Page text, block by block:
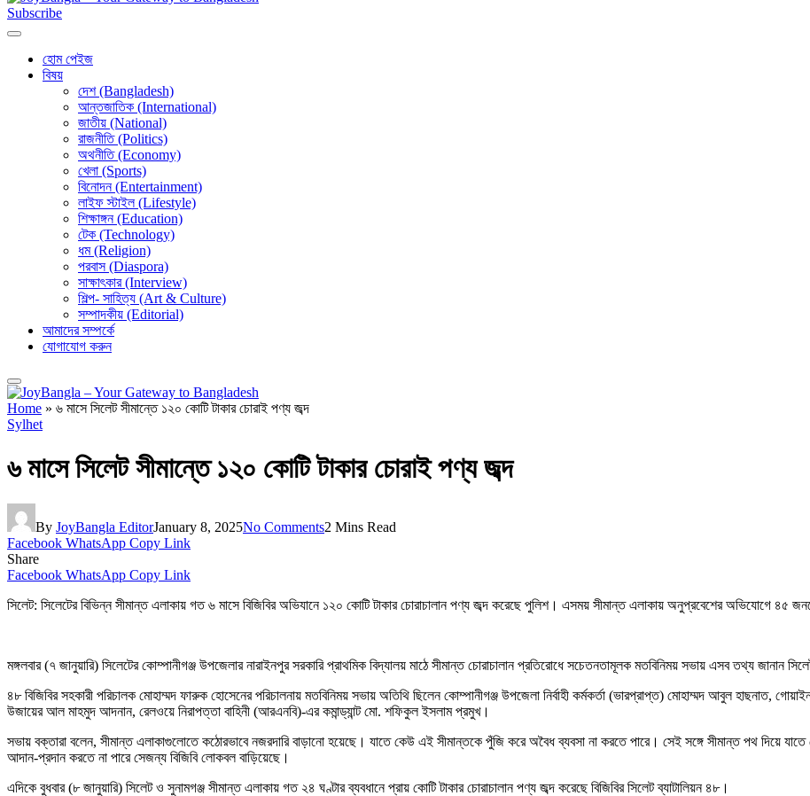
Subscribe
হোম পেইজ
বিষয়
দেশ (Bangladesh)
আন্তজাতিক (International)
জাতীয় (National)
রাজনীতি (Politics)
অথনীতি (Economy)
খেলা (Sports)
বিনোদন (Entertainment)
লাইফ স্টাইল (Lifestyle)
শিক্ষাঙ্গন (Education)
টেক (Technology)
ধম (Religion)
পরবাস (Diaspora)
সাক্ষাৎকার (Interview)
শিল্প- সাহিত্য (Art & Culture)
সম্পাদকীয় (Editorial)
আমাদের সম্পর্কে
যোগাযোগ করুন
Home » ৬ মাসে সিলেট সীমান্তে ১২০ কোটি টাকার চোরাই পণ্য জব্দ
Sylhet
৬ মাসে সিলেট সীমান্তে ১২০ কোটি টাকার চোরাই পণ্য জব্দ
By JoyBangla EditorJanuary 8, 2025No Comments2 Mins Read
Facebook WhatsApp Copy Link
Share
Facebook WhatsApp Copy Link
সিলেট: সিলেটের বিভিন্ন সীমান্ত এলাকায় গত ৬ মাসে বিজিবির অভিযানে ১২০ কোটি টাকার চোরাচালান পণ্য জব্দ করেছে পুলিশ। এসময় সীমান্ত এলাকায় অনুপ্রবেশের অভিযোগে ৪৫
মঙ্গলবার (৭ জানুয়ারি) সিলেটের কোম্পানীগঞ্জ উপজেলার নারাইনপুর সরকারি প্রাথমিক বিদ্যালয় মাঠে সীমান্ত চোরাচালান প্রতিরোধে সচেতনতামূলক মতবিনিময় সভায় এসব তথ্য জানান
৪৮ বিজিবির সহকারী পরিচালক মোহাম্মদ ফারুক হোসেনের পরিচালনায় মতবিনিময় সভায় অতিথি ছিলেন কোম্পানীগঞ্জ উপজেলা নির্বাহী কর্মকর্তা (ভারপ্রাপ্ত) মোহাম্মদ আবুল হাছনাত,
উজায়ের আল মাহমুদ আদনান, রেলওয়ে নিরাপত্তা বাহিনী (আরএনবি)-এর কমান্ড্যান্ট মো. শফিকুল ইসলাম প্রমুখ।
সভায় বক্তারা বলেন, সীমান্ত এলাকাগুলোতে কঠোরভাবে নজরদারি বাড়ানো হয়েছে। যাতে কেউ এই সীমান্তকে পুঁজি করে অবৈধ ব্যবসা না করতে পারে। সেই সঙ্গে সীমান্ত পথ দিয়ে যাতে
আদান-প্রদান করতে না পারে সেজন্য বিজিবি লোকবল বাড়িয়েছে।
এদিকে বুধবার (৮ জানুয়ারি) সিলেট ও সুনামগঞ্জ সীমান্ত এলাকায় গত ২৪ ঘণ্টার ব্যবধানে প্রায় কোটি টাকার চোরাচালান পণ্য জব্দ করেছে বিজিবির সিলেট ব্যাটালিয়ন ৪৮।